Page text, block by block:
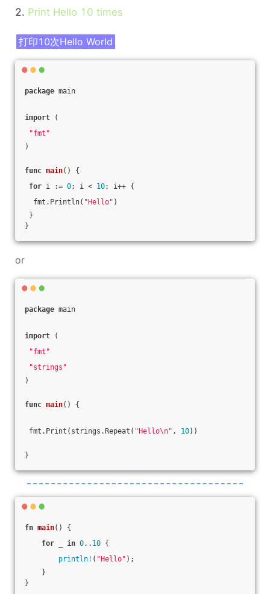
2. Print Hello 10 times
打印10次Hello World
package main
import (
"fmt"
)
func main()
{
for i := 0; i < 10; i++ {
fmt.Println( "Hello" )
}
}
or
package main
import (
"fmt"
"strings"
)
func main() {
fmt.Print(strings.Repeat( "Hello\n" , 10))
}
fn main() {
for
in 0.. 10 {
println! ( "Hello" );
}
}